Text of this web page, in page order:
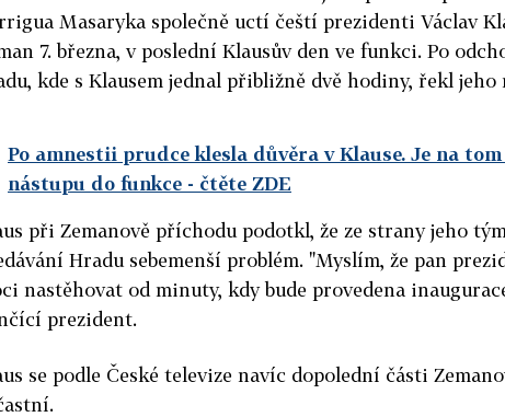
Masaryka společně uctí čeští prezidenti Václav
7. března, v poslední Klausův den ve funkci. Po
kde s Klausem jednal přibližně dvě hodiny, řekl jeho
Po amnestii prudce klesla důvěra v Klause. Je na
nástupu do funkce - čtěte ZDE
při Zemanově příchodu podotkl, že ze strany jeho
Hradu sebemenší problém. "Myslím, že pan
nastěhovat od minuty, kdy bude provedena
prezident.
se podle České televize navíc dopolední části